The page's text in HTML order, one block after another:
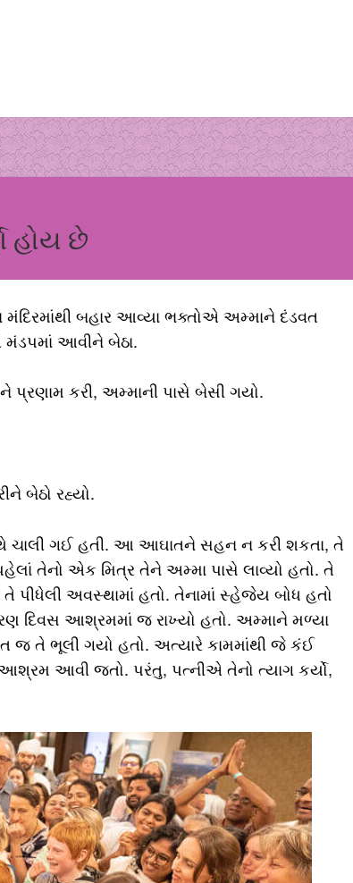
હોય છે
બહાર આવ્યા ભક્તોએ અમ્માને દંડવત
આવીને બેઠા.
કરી, અમ્માની પાસે બેસી ગયો.
બેઠો રહ્યો.
ચાલી ગઈ હતી. આ આઘાતને સહન ન કરી શકતા, તે
તેનો એક મિત્ર તેને અમ્મા પાસે લાવ્યો હતો. તે
અવસ્થામાં હતો. તેનામાં સ્હેજેય બોધ હતો
દિવસ આશ્રમમાં જ રાખ્યો હતો. અમ્માને મળ્યા
જ તે ભૂલી ગયો હતો. અત્યારે કામમાંથી જે કંઈ
આવી જતો. પરંતુ, પત્નીએ તેનો ત્યાગ કર્યો,